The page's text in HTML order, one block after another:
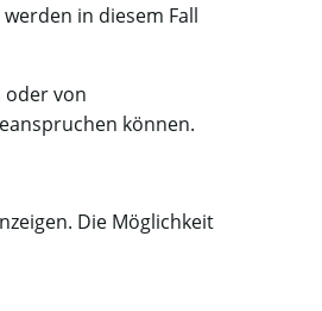
in diesem Fall
oder von
können.
Die Möglichkeit